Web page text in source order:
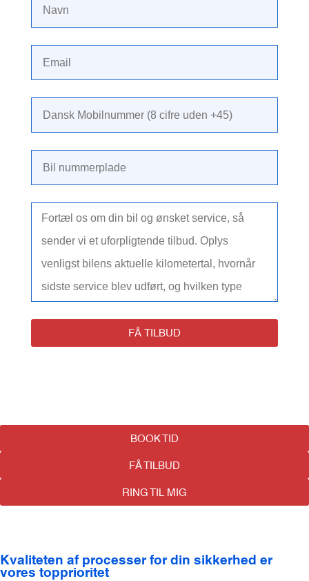
FÅ TILBUD
BOOK TID
FÅ TILBUD
RING TIL MIG
Kvaliteten af processer for din sikkerhed er
vores topprioritet